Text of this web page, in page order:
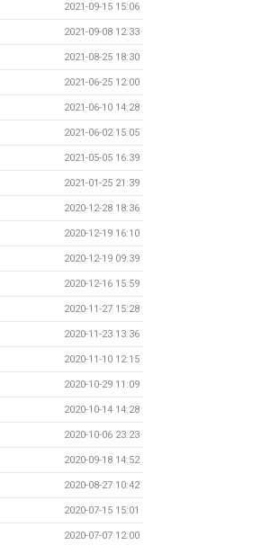
2021-09-15 15:06
2021-09-08 12:33
2021-08-25 18:30
2021-06-25 12:00
2021-06-10 14:28
2021-06-02 15:05
2021-05-05 16:39
2021-01-25 21:39
2020-12-28 18:36
2020-12-19 16:10
2020-12-19 09:39
2020-12-16 15:59
2020-11-27 15:28
2020-11-23 13:36
2020-11-10 12:15
2020-10-29 11:09
2020-10-14 14:28
2020-10-06 23:23
2020-09-18 14:52
2020-08-27 10:42
2020-07-15 15:01
2020-07-07 12:00